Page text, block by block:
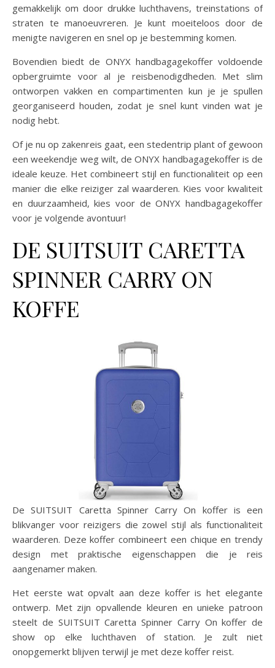
gemakkelijk om door drukke luchthavens, treinstations of
straten te manoeuvreren. Je kunt moeiteloos door de
menigte navigeren en snel op je bestemming komen.
Bovendien biedt de ONYX handbagagekoffer voldoende
opbergruimte voor al je reisbenodigdheden. Met slim
ontworpen vakken en compartimenten kun je je spullen
georganiseerd houden, zodat je snel kunt vinden wat je
nodig hebt.
Of je nu op zakenreis gaat, een stedentrip plant of gewoon
een weekendje weg wilt, de ONYX handbagagekoffer is de
ideale keuze. Het combineert stijl en functionaliteit op een
manier die elke reiziger zal waarderen. Kies voor kwaliteit
en duurzaamheid, kies voor de ONYX handbagagekoffer
voor je volgende avontuur!
DE SUITSUIT CARETTA
SPINNER CARRY ON
KOFFE
De SUITSUIT Caretta Spinner Carry On koffer is een
blikvanger voor reizigers die zowel stijl als functionaliteit
waarderen. Deze koffer combineert een chique en trendy
design met praktische eigenschappen die je reis
aangenamer maken.
Het eerste wat opvalt aan deze koffer is het elegante
ontwerp. Met zijn opvallende kleuren en unieke patroon
steelt de SUITSUIT Caretta Spinner Carry On koffer de
show op elke luchthaven of station. Je zult niet
onopgemerkt blijven terwijl je met deze koffer reist.